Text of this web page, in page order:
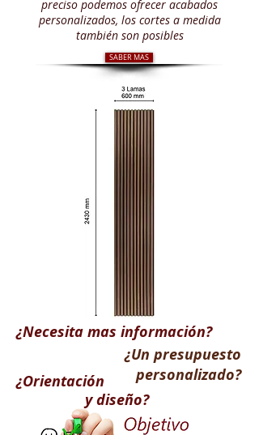
preciso podemos ofrecer acabados
personalizados, los cortes a medida
también son posibles
SABER MAS
¿Necesita mas información?
¿Un presupuesto
personalizado?
¿Orientación
y diseño?